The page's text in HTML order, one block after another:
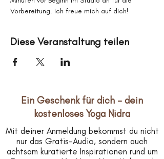
Vorbereitung. Ich freue mich auf dich!
Diese Veranstaltung teilen
Ein Geschenk für dich – dein
kostenloses Yoga Nidra
Mit deiner Anmeldung bekommst du nicht
nur das Gratis-Audio, sondern auch
achtsam kuratierte Inspirationen rund um